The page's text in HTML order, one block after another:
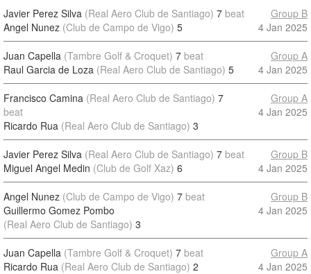
Javier Perez Silva (Real Aero Club de Santiago) 7 beat
Angel Nunez (Club de Campo de Vigo) 5
Group B
4 Jan 2025
Juan Capella (Tambre Golf & Croquet) 7 beat
Raul Garcia de Loza (Real Aero Club de Santiago) 5
Group A
4 Jan 2025
Francisco Camina (Real Aero Club de Santiago) 7
beat
Ricardo Rua (Real Aero Club de Santiago) 3
Group A
4 Jan 2025
Javier Perez Silva (Real Aero Club de Santiago) 7 beat
Miguel Angel Medin (Club de Golf Xaz) 6
Group B
4 Jan 2025
Angel Nunez (Club de Campo de Vigo) 7 beat
Guillermo Gomez Pombo
(Real Aero Club de Santiago) 3
Group B
4 Jan 2025
Juan Capella (Tambre Golf & Croquet) 7 beat
Ricardo Rua (Real Aero Club de Santiago) 2
Group A
4 Jan 2025